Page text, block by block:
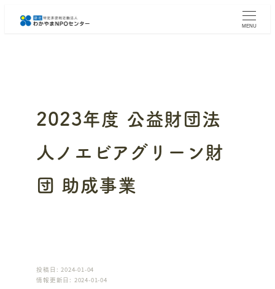
MENU
2023年度 公益財団法
人ノエビアグリーン財
団 助成事業
投稿日: 2024-01-04
情報更新日: 2024-01-04